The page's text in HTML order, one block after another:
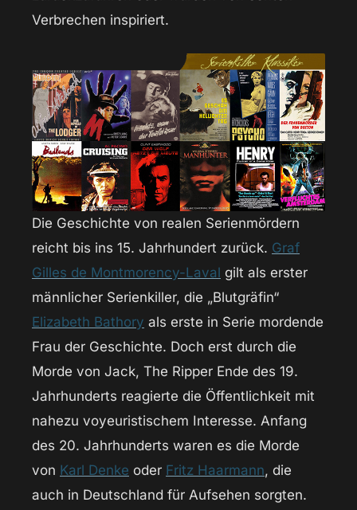
Verbrechen inspiriert.
Die Geschichte von realen Serienmördern
reicht bis ins 15. Jahrhundert zurück. Graf
Gilles de Montmorency-Laval gilt als erster
männlicher Serienkiller, die „Blutgräfin“
Elizabeth Bathory als erste in Serie mordende
Frau der Geschichte. Doch erst durch die
Morde von Jack, The Ripper Ende des 19.
Jahrhunderts reagierte die Öffentlichkeit mit
nahezu voyeuristischem Interesse. Anfang
des 20. Jahrhunderts waren es die Morde
von Karl Denke oder Fritz Haarmann, die
auch in Deutschland für Aufsehen sorgten.